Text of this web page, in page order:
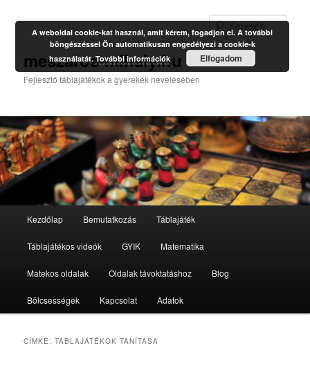
meszaros-mihaly.hu
Fejlesztő táblajátékok a gyerekek nevelésében
Tovább
az
elsődleges
tartalomra
Tovább
a
másodlagos
tartalomra
Kezdőlap Bemutatkozás Táblajáték
Táblajátékos videók GYIK Matematika
Matekos oldalak Oldalak távoktatáshoz Blog
Bölcsességek Kapcsolat Adatok
CÍMKE:TÁBLAJÁTÉKOK TANÍTÁSA
A weboldal cookie-kat használ, amit kérem, fogadjon el. A további
böngészéssel Ön automatikusan engedélyezi a cookie-k
használatát.További információk Elfogadom